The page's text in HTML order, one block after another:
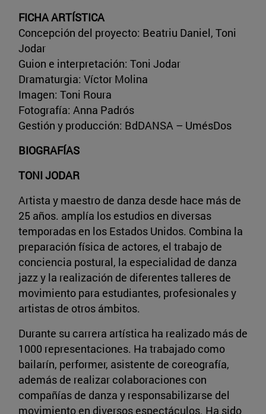
FICHA ARTÍSTICA
Concepción del proyecto: Beatriu Daniel, Toni
Jodar
Guion e interpretación: Toni Jodar
Dramaturgia: Víctor Molina
Imagen: Toni Roura
Fotografía: Anna Padrós
Gestión y producción: BdDANSA – UmésDos
BIOGRAFÍAS
TONI JODAR
Artista y maestro de danza desde hace más de
25 años. amplía los estudios en diversas
temporadas en los Estados Unidos. Combina la
preparación física de actores, el trabajo de
conciencia postural, la especialidad de danza
jazz y la realización de diferentes talleres de
movimiento para estudiantes, profesionales y
artistas de otros ámbitos.
Durante su carrera artística ha realizado más de
1000 representaciones. Ha trabajado como
bailarín, performer, asistente de coreografía,
además de realizar colaboraciones con
compañías de danza y responsabilizarse del
movimiento en diversos espectáculos. Ha sido